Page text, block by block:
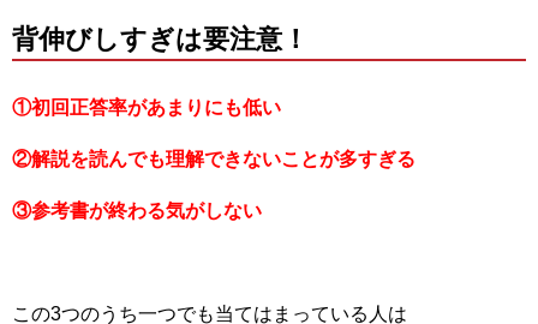
背伸びしすぎは要注意！
①初回正答率があまりにも低い
②解説を読んでも理解できないことが多すぎる
③参考書が終わる気がしない
この3つのうち一つでも当てはまっている人は